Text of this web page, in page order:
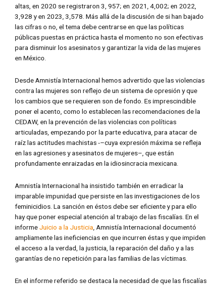
altas, en 2020 se registraron 3, 957; en 2021, 4,002; en 2022,
3,928 y en 2023, 3,578. Más allá de la discusión de si han bajado
las cifras o no, el tema debe centrarse en que las políticas
públicas puestas en práctica hasta el momento no son efectivas
para disminuir los asesinatos y garantizar la vida de las mujeres
en México.
Desde Amnistía Internacional hemos advertido que las violencias
contra las mujeres son reflejo de un sistema de opresión y que
los cambios que se requieren son de fondo. Es imprescindible
poner el acento, como lo establecen las recomendaciones de la
CEDAW, en la prevención de las violencias con políticas
articuladas, empezando por la parte educativa, para atacar de
raíz las actitudes machistas -–cuya expresión máxima se refleja
en las agresiones y asesinatos de mujeres–, que están
profundamente enraizadas en la idiosincracia mexicana.
Amnistía Internacional ha insistido también en erradicar la
imparable impunidad que persiste en las investigaciones de los
feminicidios. La sanción en éstos debe ser eficiente y para ello
hay que poner especial atención al trabajo de las fiscalías. En el
informeJuicio a la Justicia , Amnistía Internacional documentó
ampliamente las ineficiencias en que incurren éstas y que impiden
el acceso a la verdad, la justicia, la reparación del daño y a las
garantías de no repetición para las familias de las víctimas.
En el informe referido se destaca la necesidad de que las fiscalías